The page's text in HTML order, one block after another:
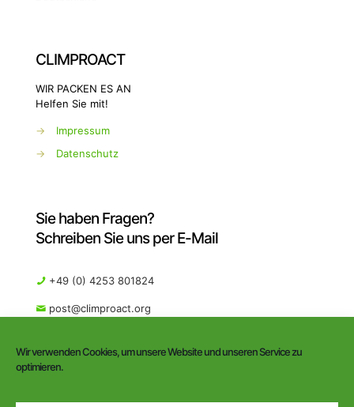
Wir verwenden Cookies, um unsere Website und unseren Service zu
optimieren.
CLIMPROACT
WIR PACKEN ES AN
Helfen Sie mit!
→
Impressum
→
Datenschutz
Sie haben Fragen?
Schreiben Sie uns per E-Mail
+49 (0) 4253 801824
post@climproact.org